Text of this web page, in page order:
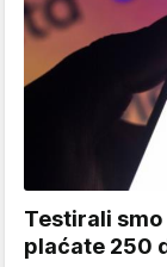
Testirali
plaćate 250